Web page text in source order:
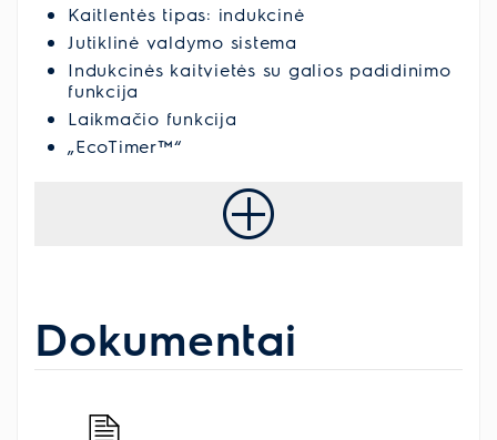
Kaitlentės tipas: indukcinė
Jutiklinė valdymo sistema
Indukcinės kaitvietės su galios padidinimo
funkcija
Laikmačio funkcija
„EcoTimer™“
Dokumentai